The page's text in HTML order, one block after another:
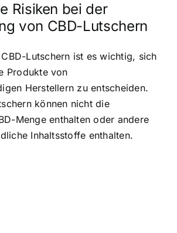
Risiken bei der
von CBD-Lutschern
Lutschern ist es wichtig, sich
Produkte von
Herstellern zu entscheiden.
können nicht die
Menge enthalten oder andere
Inhaltsstoffe enthalten.